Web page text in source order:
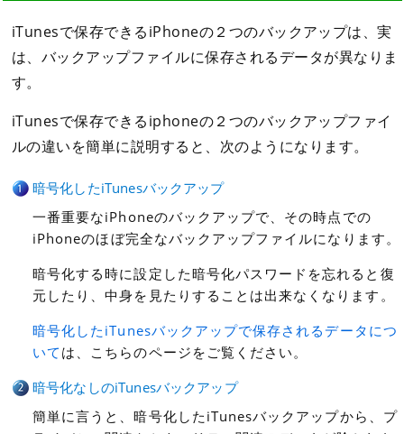
iTunesで保存できるiPhoneの２つのバックアップは、実
は、バックアップファイルに保存されるデータが異なりま
す。
iTunesで保存できるiphoneの２つのバックアップファイ
ルの違いを簡単に説明すると、次のようになります。
暗号化したiTunesバックアップ
一番重要なiPhoneのバックアップで、その時点での
iPhoneのほぼ完全なバックアップファイルになります。
暗号化する時に設定した暗号化パスワードを忘れると復
元したり、中身を見たりすることは出来なくなります。
暗号化したiTunesバックアップで保存されるデータにつ
いて は、こちらのページをご覧ください。
暗号化なしのiTunesバックアップ
簡単に言うと、暗号化したiTunesバックアップから、プ